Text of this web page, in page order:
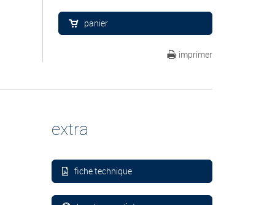
panier
imprimer
extra
fiche technique